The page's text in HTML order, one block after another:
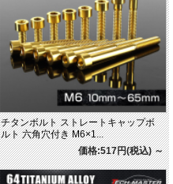
チタンボルト ストレートキャップボ
ルト 六角穴付き M6×1...
価格:517円(税込)～